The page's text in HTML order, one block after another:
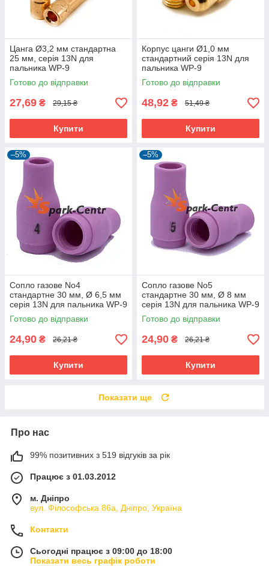
Цанга Ø3,2 мм стандартна
25 мм, серія 13N для
пальника WP-9
Готово до відправки
27,69 ₴ 29,15 ₴
Купити
Корпус цанги Ø1,0 мм
стандартний серія 13N для
пальника WP-9
Готово до відправки
48,92 ₴ 51,49 ₴
Купити
–5%
Сопло газове No4
стандартне 30 мм, Ø 6,5 мм
серія 13N для пальника WP-9
Готово до відправки
24,90 ₴ 26,21 ₴
Купити
–5%
Сопло газове No5
стандартне 30 мм, Ø 8 мм
серія 13N для пальника WP-9
Готово до відправки
24,90 ₴ 26,21 ₴
Купити
Показати ще
Про нас
99% позитивних з 519 відгуків за рік
Працює з 01.03.2012
м. Дніпро
вул. Філософська 86а, Дніпро, Україна
Контакти
Сьогодні працює з 09:00 до 18:00
Показати весь графік роботи